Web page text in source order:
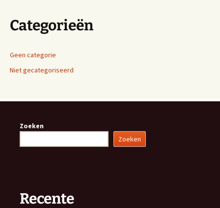
Categorieën
Geen categorie
Niet gecategoriseerd
Zoeken
Zoeken
Recente